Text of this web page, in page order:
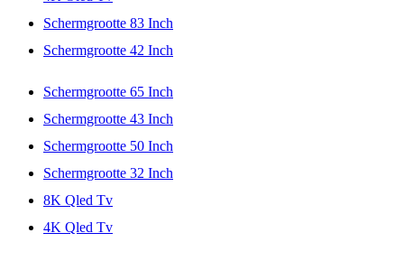
Schermgrootte 83 Inch
Schermgrootte 42 Inch
Schermgrootte 65 Inch
Schermgrootte 43 Inch
Schermgrootte 50 Inch
Schermgrootte 32 Inch
8K Qled Tv
4K Qled Tv